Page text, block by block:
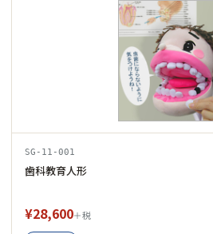
SG-11-001
歯科教育人形
¥28,600＋税